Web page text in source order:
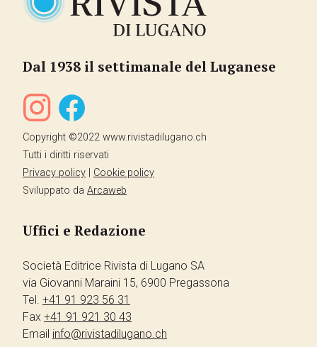
Dal 1938 il settimanale del Luganese
Copyright ©2022 www.rivistadilugano.ch
Tutti i diritti riservati
Privacy policy
Cookie policy
Sviluppato da Arcaweb
Uffici e Redazione
Società Editrice Rivista di Lugano SA
via Giovanni Maraini 15, 6900 Pregassona
Tel. +41 91 923 56 31
Fax +41 91 921 30 43
Email info@rivistadilugano.ch